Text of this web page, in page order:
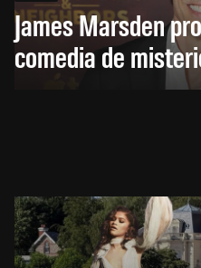
James Marsden
comedia de